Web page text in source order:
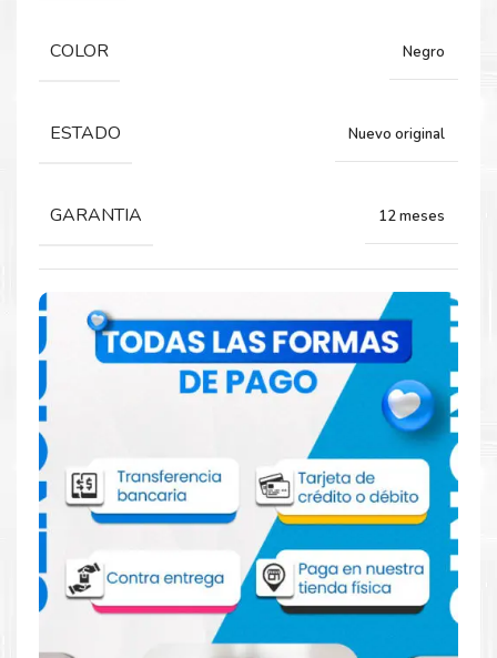
25,000 páginas
Comprar Toner Lexmark 56F4U00 Negro
para impresoras 521 522 621 622
Aprovecha nuestra experiencia y atención para adquirir tus
productos. Tenemos promociones todos los dias. Escríbenos o
visítanos hoy para encontrar la solución perfecta para tu
impresoraLexmark, como la Toner Lexmark 56F4U00 Negro
para impresoras 521 522 621 622.
COLOR Negro
ESTADO Nuevo original
GARANTIA 12 meses